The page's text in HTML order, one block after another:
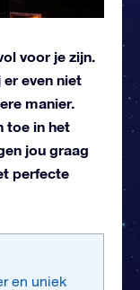
voor je zijn.
even niet
manier.
toe in het
jou graag
perfecte
en uniek